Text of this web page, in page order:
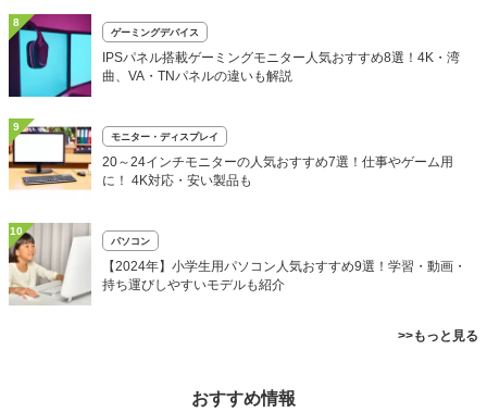
8
ゲーミングデバイス
IPSパネル搭載ゲーミングモニター人気おすすめ8選！4K・湾
曲、VA・TNパネルの違いも解説
9
モニター・ディスプレイ
20～24インチモニターの人気おすすめ7選！仕事やゲーム用
に！ 4K対応・安い製品も
10
パソコン
【2024年】小学生用パソコン人気おすすめ9選！学習・動画・
持ち運びしやすいモデルも紹介
>>もっと見る
おすすめ情報